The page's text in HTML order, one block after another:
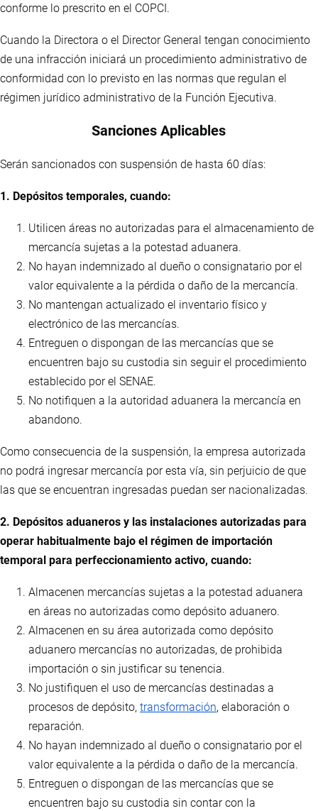
conforme lo prescrito en el COPCI.
Cuando la Directora o el Director General tengan conocimiento
de una infracción iniciará un procedimiento administrativo de
conformidad con lo previsto en las normas que regulan el
régimen jurídico administrativo de la Función Ejecutiva.
Sanciones Aplicables
Serán sancionados con suspensión de hasta 60 días:
1. Depósitos temporales, cuando:
Utilicen áreas no autorizadas para el almacenamiento de
mercancía sujetas a la potestad aduanera.
No hayan indemnizado al dueño o consignatario por el
valor equivalente a la pérdida o daño de la mercancía.
No mantengan actualizado el inventario físico y
electrónico de las mercancías.
Entreguen o dispongan de las mercancías que se
encuentren bajo su custodia sin seguir el procedimiento
establecido por el SENAE.
No notifiquen a la autoridad aduanera la mercancía en
abandono.
Como consecuencia de la suspensión, la empresa autorizada
no podrá ingresar mercancía por esta vía, sin perjuicio de que
las que se encuentran ingresadas puedan ser nacionalizadas.
2. Depósitos aduaneros y las instalaciones autorizadas para
operar habitualmente bajo el régimen de importación
temporal para perfeccionamiento activo, cuando:
Almacenen mercancías sujetas a la potestad aduanera
en áreas no autorizadas como depósito aduanero.
Almacenen en su área autorizada como depósito
aduanero mercancías no autorizadas, de prohibida
importación o sin justificar su tenencia.
No justifiquen el uso de mercancías destinadas a
procesos de depósito, transformación, elaboración o
reparación.
No hayan indemnizado al dueño o consignatario por el
valor equivalente a la pérdida o daño de la mercancía.
Entreguen o dispongan de las mercancías que se
encuentren bajo su custodia sin contar con la